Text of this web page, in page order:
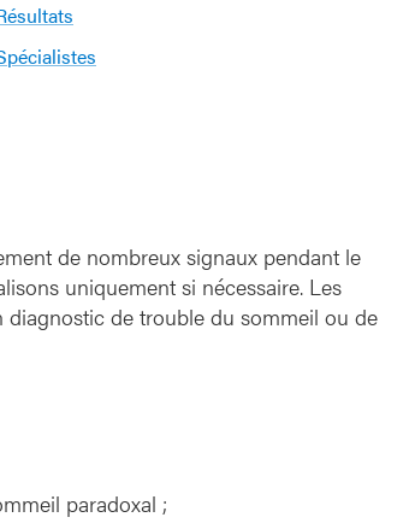
de nombreux signaux pendant le
uniquement si nécessaire. Les
diagnostic de trouble du sommeil ou de
paradoxal ;